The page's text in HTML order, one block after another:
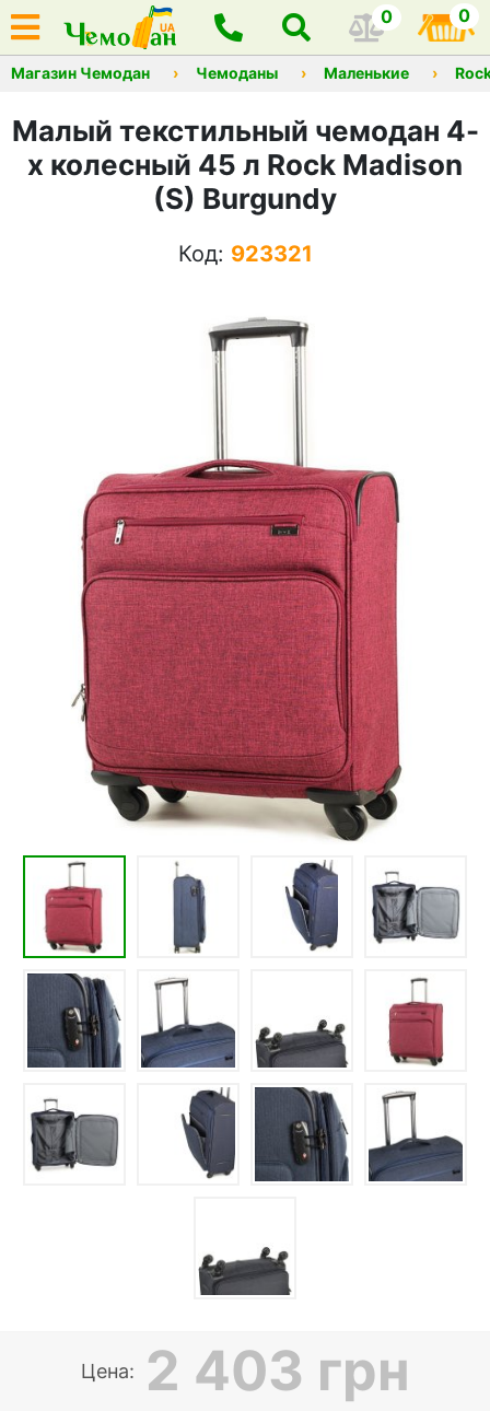
0 0
Магазин Чемодан Чемоданы Маленькие
Малый текстильный чемодан 4-
х колесный 45 л Rock Madison
(S) Burgundy
Код: 923321
Цена: 2 403 грн